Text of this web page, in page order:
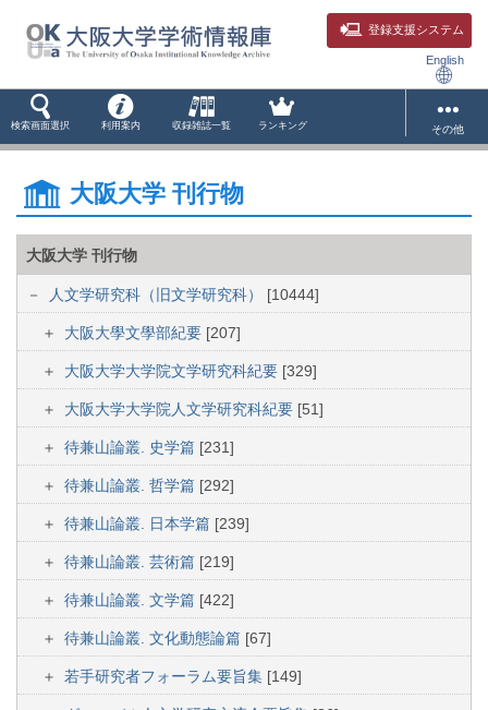
登録支援システム
English
検索画面選択 利用案内 収録雑誌一覧 ランキング その他
大阪大学 刊行物
大阪大学 刊行物
人文学研究科（旧文学研究科） [10444]
大阪大學文學部紀要 [207]
大阪大学大学院文学研究科紀要 [329]
大阪大学大学院人文学研究科紀要 [51]
待兼山論叢. 史学篇 [231]
待兼山論叢. 哲学篇 [292]
待兼山論叢. 日本学篇 [239]
待兼山論叢. 芸術篇 [219]
待兼山論叢. 文学篇 [422]
待兼山論叢. 文化動態論篇 [67]
若手研究者フォーラム要旨集 [149]